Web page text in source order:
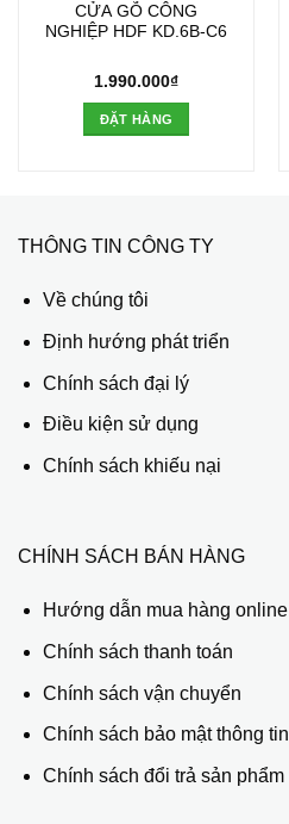
CỬA GỖ CÔNG
NGHIỆP HDF KD.6B-C6
1.990.000₫
ĐẶT HÀNG
THÔNG TIN CÔNG TY
Về chúng tôi
Định hướng phát triển
Chính sách đại lý
Điều kiện sử dụng
Chính sách khiếu nại
CHÍNH SÁCH BÁN HÀNG
Hướng dẫn mua hàng online
Chính sách thanh toán
Chính sách vận chuyển
Chính sách bảo mật thông tin
Chính sách đổi trả sản phẩm